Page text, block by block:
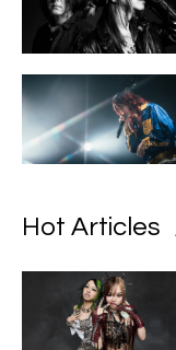
Hot Articles